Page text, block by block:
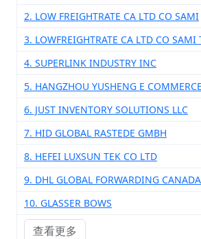
2. LOW FREIGHTRATE CA LTD CO SAMI
3. LOWFREIGHTRATE CA LTD CO SAMI
4. SUPERLINK INDUSTRY INC
5. HANGZHOU YUSHENG E
6. JUST INVENTORY SOLUTIONS LLC
7. HID GLOBAL RASTEDE GMBH
8. HEFEI LUXSUN TEK CO LTD
9. DHL GLOBAL FORWARDING
10. GLASSER BOWS
查看更多